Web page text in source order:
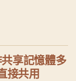
享記憶體多
接共用